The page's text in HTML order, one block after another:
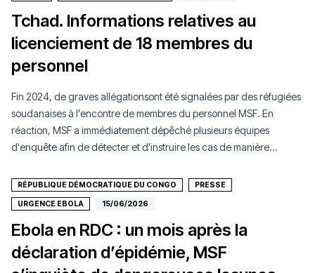
Tchad. Informations relatives au
licenciement de 18 membres du
personnel
Fin 2024, de graves allégationsont été signalées par des réfugiées
soudanaises à l'encontre de membres du personnel MSF. En
réaction, MSF a immédiatement dépêché plusieurs équipes
d'enquête afin de détecter et d'instruire les cas de manière
RÉPUBLIQUE DÉMOCRATIQUE DU CONGO PRESSE
URGENCE EBOLA 15/06/2026
Ebola en RDC : un mois après la
déclaration d’épidémie, MSF